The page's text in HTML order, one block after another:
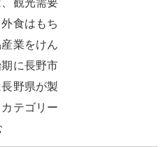
観光需要
食はもち
業をけん
に長野市
野県が製
テゴリー